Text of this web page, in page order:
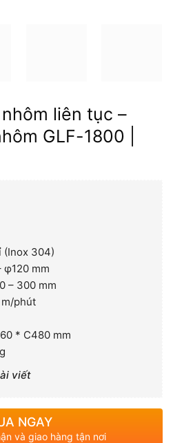
liên tục –
GLF-1800 |
(Inox 304)
φ120 mm
– 300 mm
m/phút
* C480 mm
viết
NGAY
và giao hàng tận nơi